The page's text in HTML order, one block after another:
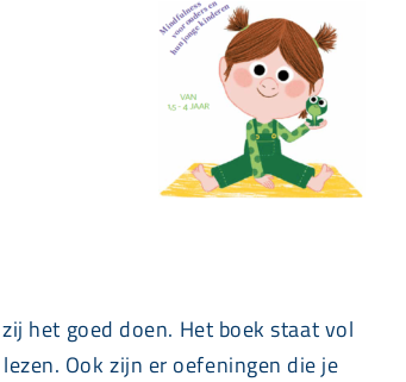
het goed doen. Het boek staat vol
Ook zijn er oefeningen die je